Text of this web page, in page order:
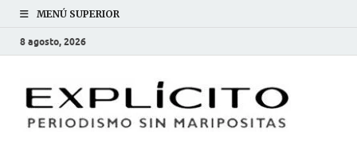
MENÚ SUPERIOR
8 agosto, 2026